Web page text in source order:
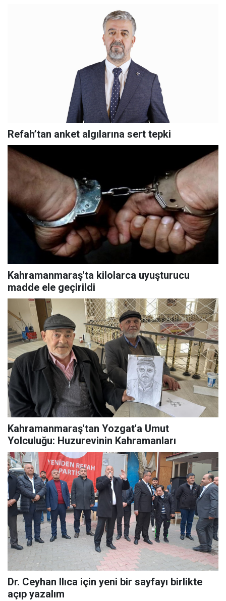
Refah’tan anket algılarına sert tepki
Kahramanmaraş'ta kilolarca uyuşturucu
madde ele geçirildi
Kahramanmaraş'tan Yozgat'a Umut
Yolculuğu: Huzurevinin Kahramanları
Dr. Ceyhan Ilıca için yeni bir sayfayı birlikte
açıp yazalım